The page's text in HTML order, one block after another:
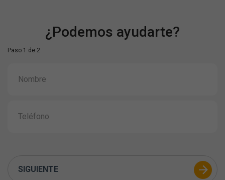
¿Podemos ayudarte?
Paso 1 de 2
SIGUIENTE